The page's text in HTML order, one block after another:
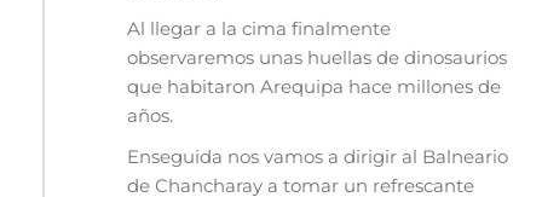
Al llegar a la cima finalmente
observaremos unas huellas de dinosaurios
que habitaron Arequipa hace millones de
años.
Enseguida nos vamos a dirigir al Balneario
de Chancharay a tomar un refrescante